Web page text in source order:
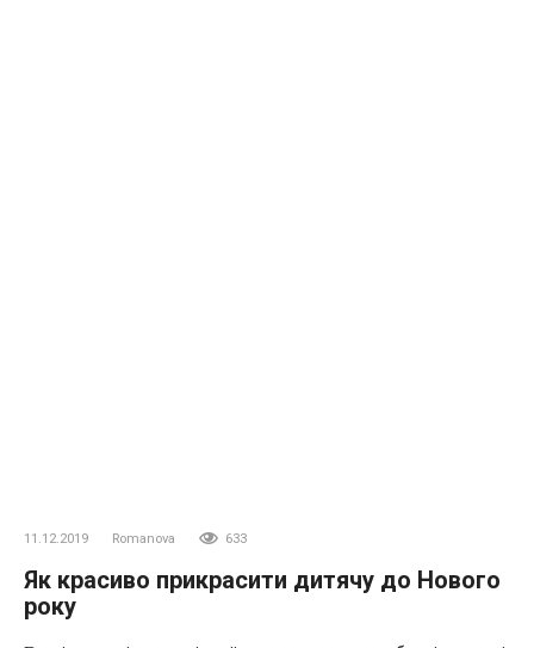
11.12.2019 Romanova 633
Як красиво прикрасити дитячу до Нового
року